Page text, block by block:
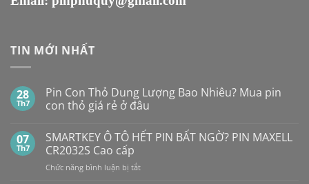
TIN MỚI NHẤT
28
Th7
Pin Con Thỏ Dung Lượng Bao Nhiêu? Mua pin
con thỏ giá rẻ ở đâu
bình
luận
ở
Pin
Con
07
Th7
SMARTKEY Ô TÔ HẾT PIN BẤT NGỜ? PIN MAXELL
CR2032S Cao cấp
Chức năng bình luận bị tắtở